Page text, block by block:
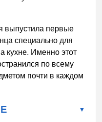
выпустила первые
специально для
кухне. Именно этот
по всему
почти в каждом